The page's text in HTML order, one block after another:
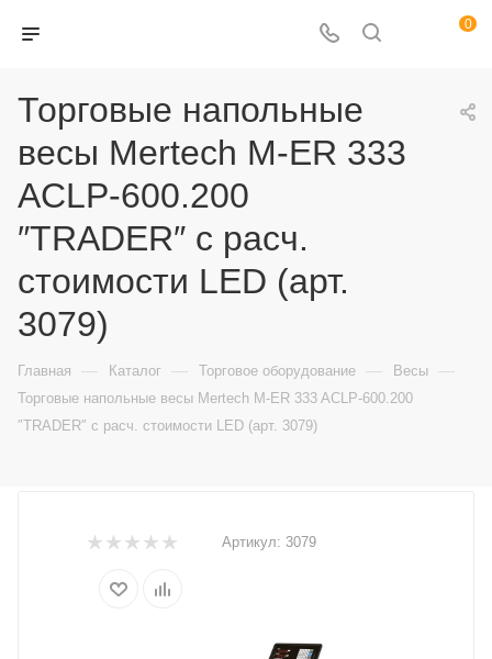
0
Торговые напольные
весы Mertech M-ER 333
ACLP-600.200
″TRADER″ с расч.
стоимости LED (арт.
3079)
Главная — Каталог — Торговое оборудование — Весы —
Торговые напольные весы Mertech M-ER 333 ACLP-600.200
″TRADER″ с расч. стоимости LED (арт. 3079)
Артикул: 3079